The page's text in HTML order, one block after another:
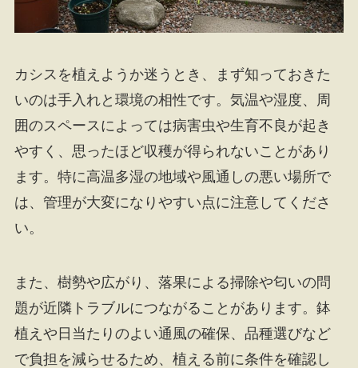
カシスを植えようか迷うとき、まず知っておきた
いのは手入れと環境の相性です。気温や湿度、周
囲のスペースによっては病害虫や生育不良が起き
やすく、思ったほど収穫が得られないことがあり
ます。特に高温多湿の地域や風通しの悪い場所で
は、管理が大変になりやすい点に注意してくださ
い。
また、樹勢や広がり、落果による掃除や匂いの問
題が近隣トラブルにつながることがあります。鉢
植えや日当たりのよい通風の確保、品種選びなど
で負担を減らせるため、植える前に条件を確認し